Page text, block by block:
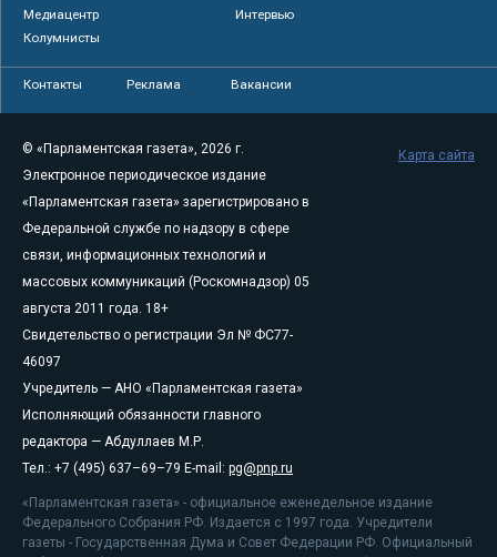
Медиацентр
Интервью
Колумнисты
Контакты Реклама Вакансии
© «Парламентская газета», 2026 г.
Электронное периодическое издание
«Парламентская газета» зарегистрировано в
Федеральной службе по надзору в сфере
связи, информационных технологий и
массовых коммуникаций (Роскомнадзор) 05
августа 2011 года. 18+
Свидетельство о регистрации Эл № ФС77-
46097
Учредитель — АНО «Парламентская газета»
Исполняющий обязанности главного
редактора — Абдуллаев М.Р.
Тел.: +7 (495) 637–69–79 E-mail: pg@pnp.ru
«Парламентская газета» - официальное еженедельное издание
Федерального Собрания РФ. Издается с 1997 года. Учредители
газеты - Государственная Дума и Совет Федерации РФ. Официальный
Карта сайта